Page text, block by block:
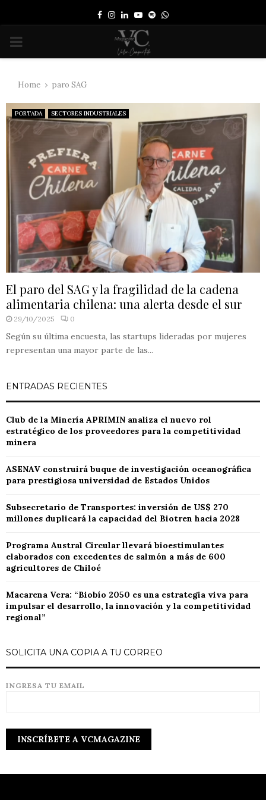
Facebook
Instagram
LinkedinYoutube
SpotifyWhatsapp
PRIMARY
Home paro SAG
PORTADA SECTORES INDUSTRIALES
El paro del SAG y la fragilidad de la cadena
alimentaria chilena: una alerta desde el sur
29/10/2025 0
Según su última encuesta, las startups lideradas por mujeres
representan una mayor parte de las...
ENTRADAS RECIENTES
Club de la Minería APRIMIN analiza el nuevo rol
estratégico de los proveedores para la competitividad
minera
ASENAV construirá buque de investigación oceanográfica
para prestigiosa universidad de Estados Unidos
Subsecretario de Transportes: inversión de US$ 270
millones duplicará la capacidad del Biotren hacia 2028
Programa Austral Circular llevará bioestimulantes
elaborados con excedentes de salmón a más de 600
agricultores de Chiloé
Macarena Vera: “Biobío 2050 es una estrategia viva para
impulsar el desarrollo, la innovación y la competitividad
regional”
SOLICITA UNA COPIA A TU CORREO
INGRESA TU EMAIL